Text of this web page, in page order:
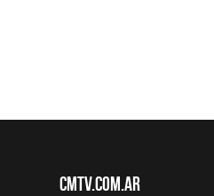
CMTV.com.ar